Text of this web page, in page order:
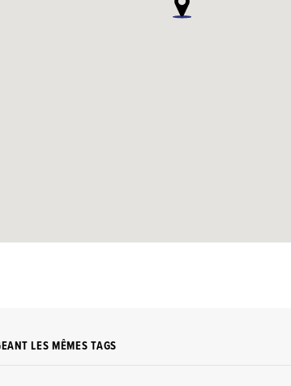
LES MÊMES TAGS